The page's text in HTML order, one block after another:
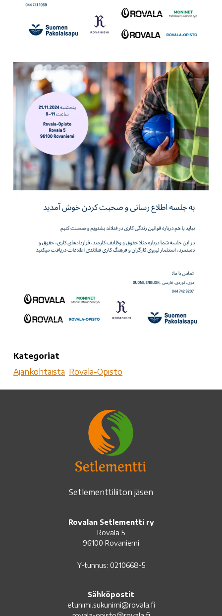
Kategoriat
Ajankohtaista Rovala-Opisto
Setlementtiliiton jäsen
Rovalan Setlementti ry
Rovala 5
96100 Rovaniemi
Y-tunnus: 0210668-5
Sähköpostit
etunimi.sukunimi@rovala.fi